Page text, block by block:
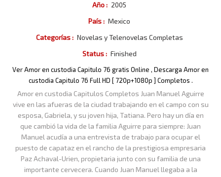
Año : 2005
País : Mexico
Categorías : Novelas y Telenovelas Completas
Status : Finished
Ver Amor en custodia Capitulo 76 gratis Online , Descarga Amor en
custodia Capitulo 76 Full HD [ 720p+1080p ] Completos .
Amor en custodia Capitulos Completos Juan Manuel Aguirre
vive en las afueras de la ciudad trabajando en el campo con su
esposa, Gabriela, y su joven hija, Tatiana. Pero hay un día en
que cambió la vida de la familia Aguirre para siempre: Juan
Manuel acudía a una entrevista de trabajo para ocupar el
puesto de capataz en el rancho de la prestigiosa empresaria
Paz Achaval-Urien, propietaria junto con su familia de una
importante cervecera. Cuando Juan Manuel llegaba a la